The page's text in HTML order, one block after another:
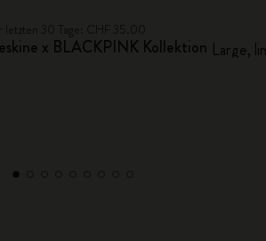
x BLACKPINK Kollektion Large,